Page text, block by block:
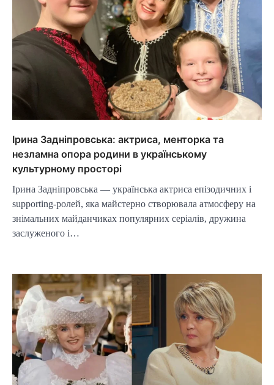
Ірина Задніпровська: актриса, менторка та
незламна опора родини в українському
культурному просторі
Ірина Задніпровська — українська актриса епізодичних і
supporting-ролей, яка майстерно створювала атмосферу на
знімальних майданчиках популярних серіалів, дружина
заслуженого і…